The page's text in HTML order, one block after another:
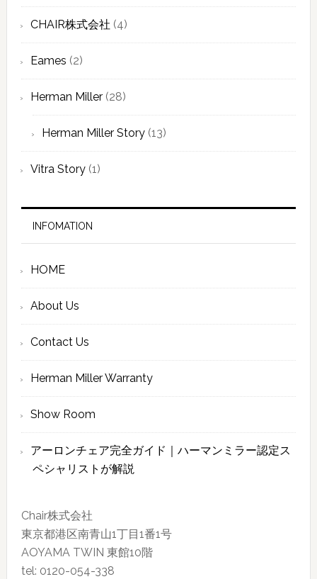
CHAIR株式会社 (4)
Eames (2)
Herman Miller(28)
Herman Miller Story(13)
Vitra Story(1)
INFOMATION
HOME
About Us
Contact Us
Herman Miller Warranty
Show Room
アーロンチェア完全ガイド｜ハーマンミラー認定ス
ペシャリストが解説
Chair株式会社
東京都港区南青山1丁目1番1号
AOYAMA TWIN 東館10階
tel: 0120-054-338